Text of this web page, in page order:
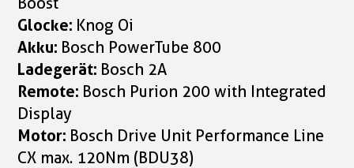
Glocke: Knog Oi
Akku: Bosch PowerTube 800
Ladegerät: Bosch 2A
Remote: Bosch Purion 200 with Integrated
Display
Motor: Bosch Drive Unit Performance Line
CX max. 120Nm (BDU38)